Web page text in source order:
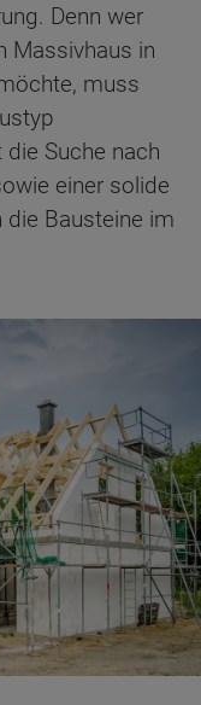
Denn wer
Massivhaus in
muss
Suche nach
einer solide
die Bausteine im